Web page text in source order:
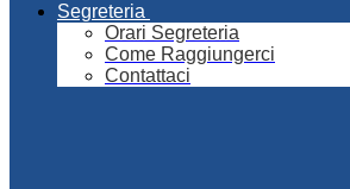
Segreteria
Orari Segreteria
Come Raggiungerci
Contattaci